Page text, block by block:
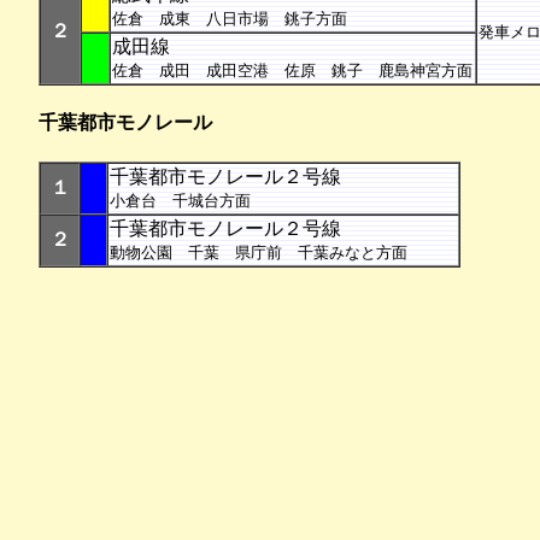
２
佐倉 成東 八日市場 銚子方面
発車メ
成田線
佐倉 成田 成田空港 佐原 銚子 鹿島神宮方面
千葉都市モノレール
１
千葉都市モノレール２号線
小倉台 千城台方面
２
千葉都市モノレール２号線
動物公園 千葉 県庁前 千葉みなと方面